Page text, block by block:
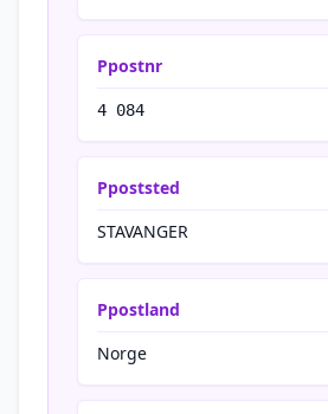
Ppostnr
4 084
Ppoststed
STAVANGER
Ppostland
Norge